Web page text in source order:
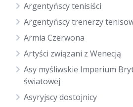
Argentyńscy tenisiści
Argentyńscy trenerzy
Armia Czerwona
Artyści związani z Wenecją
Asy myśliwskie Imperium
światowej
Asyryjscy dostojnicy